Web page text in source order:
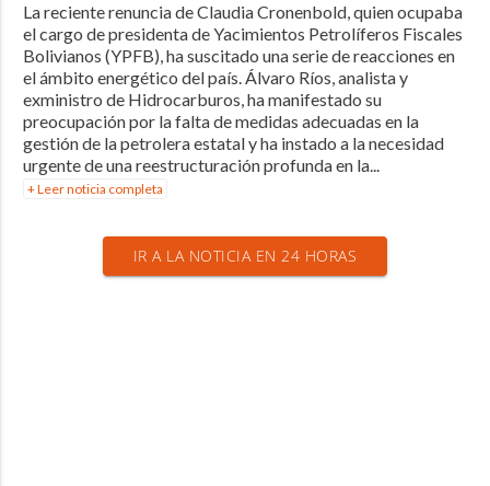
La reciente renuncia de Claudia Cronenbold, quien ocupaba
el cargo de presidenta de Yacimientos Petrolíferos Fiscales
Bolivianos (YPFB), ha suscitado una serie de reacciones en
el ámbito energético del país. Álvaro Ríos, analista y
exministro de Hidrocarburos, ha manifestado su
preocupación por la falta de medidas adecuadas en la
gestión de la petrolera estatal y ha instado a la necesidad
urgente de una reestructuración profunda en la...
+ Leer noticia completa
IR A LA NOTICIA EN 24 HORAS